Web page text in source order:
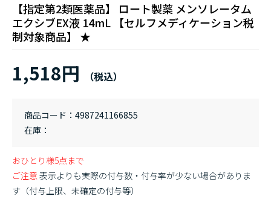
【指定第2類医薬品】 ロート製薬 メンソレータム
エクシブEX液 14mL 【セルフメディケーション税
制対象商品】 ★
1,518円
商品コード
4987241166855
在庫
おひとり様5点まで
ご注意 表示よりも実際の付与数・付与率が少ない場合がありま
す（付与上限、未確定の付与等）